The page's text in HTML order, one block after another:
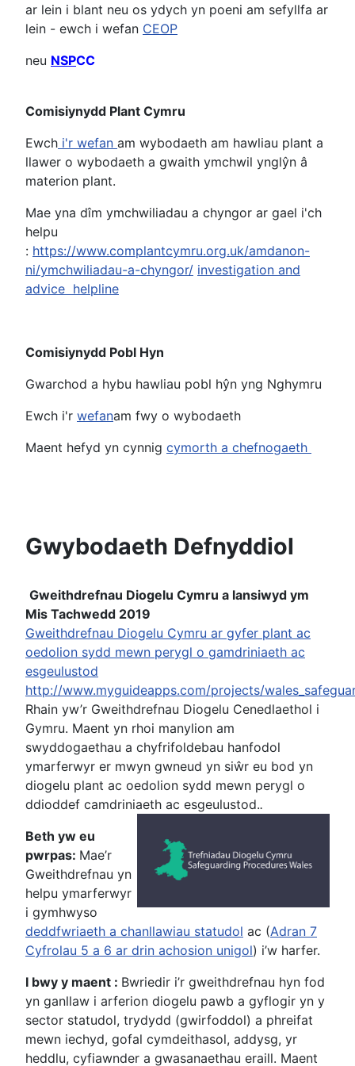
ar lein i blant neu os ydych yn poeni am sefyllfa ar
lein - ewch i wefan CEOP
neu NSPCC
Comisiynydd Plant Cymru
Ewch i'r wefan am wybodaeth am hawliau plant a
llawer o wybodaeth a gwaith ymchwil ynglŷn â
materion plant.
Mae yna dîm ymchwiliadau a chyngor ar gael i'ch
helpu
: https://www.complantcymru.org.uk/amdanon-
ni/ymchwiliadau-a-chyngor/ investigation and
advice helpline
Comisiynydd Pobl Hyn
Gwarchod a hybu hawliau pobl hŷn yng Nghymru
Ewch i'r wefanam fwy o wybodaeth
Maent hefyd yn cynnig cymorth a chefnogaeth
Gwybodaeth Defnyddiol
Gweithdrefnau Diogelu Cymru a lansiwyd ym
Mis Tachwedd 2019
Gweithdrefnau Diogelu Cymru ar gyfer plant ac
oedolion sydd mewn perygl o gamdriniaeth ac
esgeulustod
http://www.myguideapps.com/projects/
Rhain yw’r Gweithdrefnau Diogelu Cenedlaethol i
Gymru. Maent yn rhoi manylion am
swyddogaethau a chyfrifoldebau hanfodol
ymarferwyr er mwyn gwneud yn siŵr eu bod yn
diogelu plant ac oedolion sydd mewn perygl o
ddioddef camdriniaeth ac esgeulustod..
Beth yw eu
pwrpas: Mae’r
Gweithdrefnau yn
helpu ymarferwyr
i gymhwyso
deddfwriaeth a chanllawiau statudol ac (Adran 7
Cyfrolau 5 a 6 ar drin achosion unigol) i’w harfer.
I bwy y maent : Bwriedir i’r gweithdrefnau hyn fod
yn ganllaw i arferion diogelu pawb a gyflogir yn y
sector statudol, trydydd (gwirfoddol) a phreifat
mewn iechyd, gofal cymdeithasol, addysg, yr
heddlu, cyfiawnder a gwasanaethau eraill. Maent